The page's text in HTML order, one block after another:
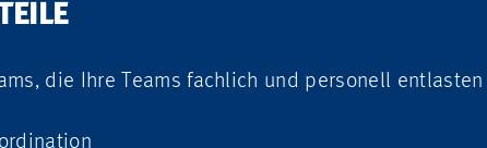
die Ihre Teams fachlich und personell entlasten